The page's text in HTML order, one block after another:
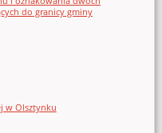
do granicy gminy
w Olsztynku